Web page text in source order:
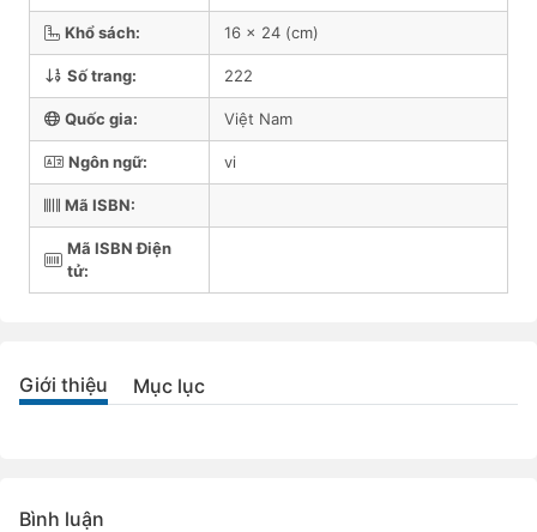
Khổ sách: 16 x 24 (cm)
Số trang: 222
Quốc gia: Việt Nam
Ngôn ngữ: vi
Mã ISBN:
Mã ISBN Điện
tử:
Giới thiệu Mục lục
Bình luận